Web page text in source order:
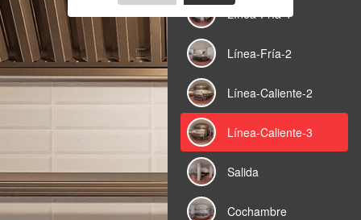
Línea-Fría-1
Línea-Fría-2
Línea-Caliente-2
Línea-Caliente-3
Salida
Cochambre